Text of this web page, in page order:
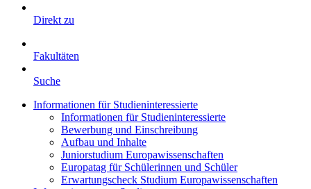
Direkt zu
Fakultäten
Suche
Informationen für Studieninteressierte
Informationen für Studieninteressierte
Bewerbung und Einschreibung
Aufbau und Inhalte
Juniorstudium Europawissenschaften
Europatag für Schülerinnen und Schüler
Erwartungscheck Studium Europawissenschaften